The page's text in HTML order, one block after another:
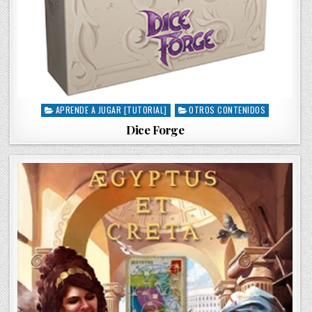
P
t
e
i
APRENDE A JUGAR [TUTORIAL] OTROS CONTENIDOS
Dice Forge